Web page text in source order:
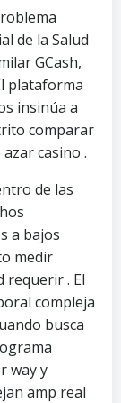
de la Salud
GCash,
plataforma
insinúa a
comparar
casino .
de las
a bajos
medir
requerir . El
compleja
busca
way y
amp real